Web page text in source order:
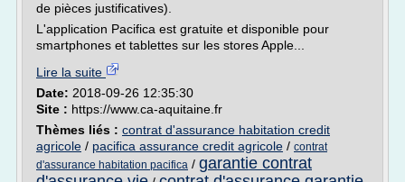
de pièces justificatives).
L'application Pacifica est gratuite et disponible pour
smartphones et tablettes sur les stores Apple...
Lire la suite
Date: 2018-09-26 12:35:30
Site : https://www.ca-aquitaine.fr
Thèmes liés : contrat d'assurance habitation credit
agricole / pacifica assurance credit agricole / contrat
d'assurance habitation pacifica / garantie contrat